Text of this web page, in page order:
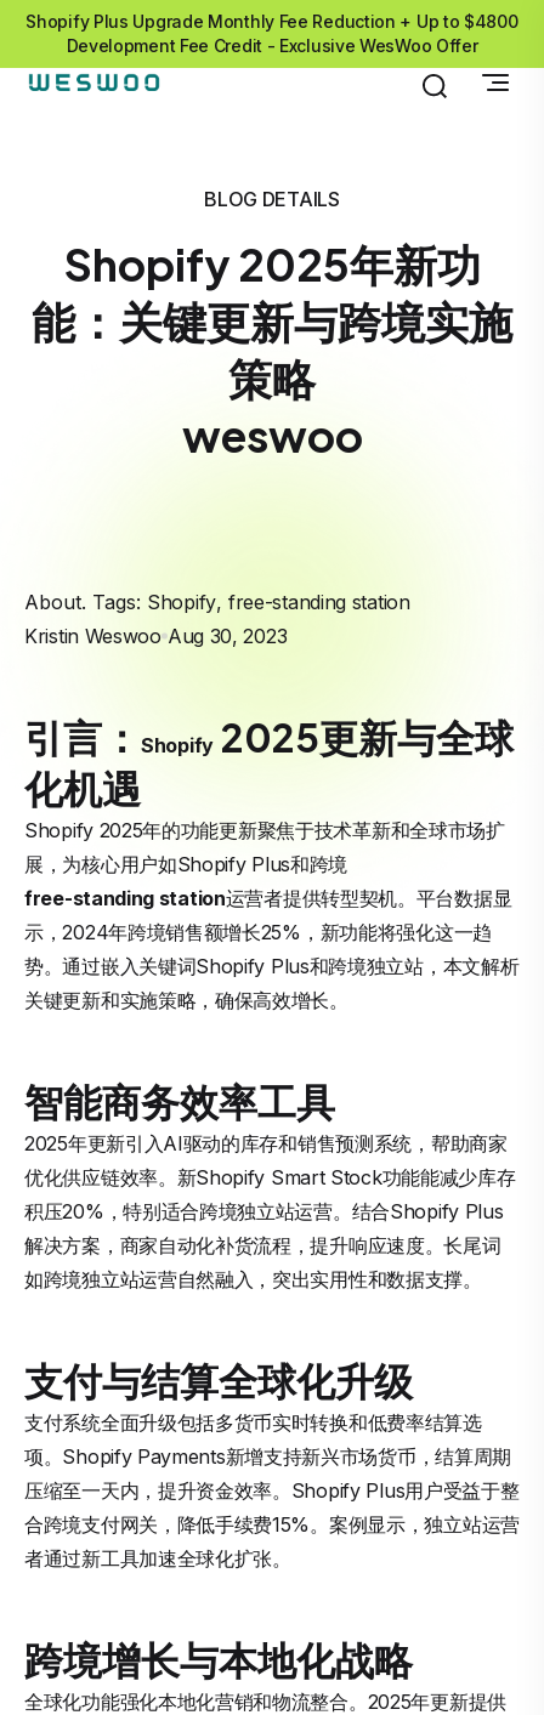
Shopify Plus Upgrade Monthly Fee Reduction + Up to $4800
Development Fee Credit - Exclusive WesWoo Offer
BLOG DETAILS
Shopify 2025年新功
能：关键更新与跨境实施
策略
weswoo
About. Tags: Shopify, free-standing station
Kristin Weswoo Aug 30, 2023
引言： Shopify2025更新与全球
化机遇
Shopify 2025年的功能更新聚焦于技术革新和全球市场扩
展，为核心用户如Shopify Plus和跨境
free-standing station运营者提供转型契机。平台数据显
示，2024年跨境销售额增长25%，新功能将强化这一趋
势。通过嵌入关键词Shopify Plus和跨境独立站，本文解析
关键更新和实施策略，确保高效增长。
智能商务效率工具
2025年更新引入AI驱动的库存和销售预测系统，帮助商家
优化供应链效率。新Shopify Smart Stock功能能减少库存
积压20%，特别适合跨境独立站运营。结合Shopify Plus
解决方案，商家自动化补货流程，提升响应速度。长尾词
如跨境独立站运营自然融入，突出实用性和数据支撑。
支付与结算全球化升级
支付系统全面升级包括多货币实时转换和低费率结算选
项。Shopify Payments新增支持新兴市场货币，结算周期
压缩至一天内，提升资金效率。Shopify Plus用户受益于整
合跨境支付网关，降低手续费15%。案例显示，独立站运营
者通过新工具加速全球化扩张。
跨境增长与本地化战略
全球化功能强化本地化营销和物流整合。2025年更新提供